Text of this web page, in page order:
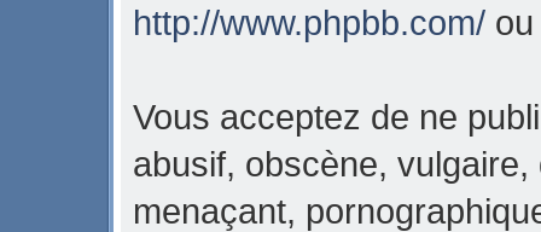
http://www.phpbb.com/
Vous acceptez de ne
abusif, obscène,
menaçant,